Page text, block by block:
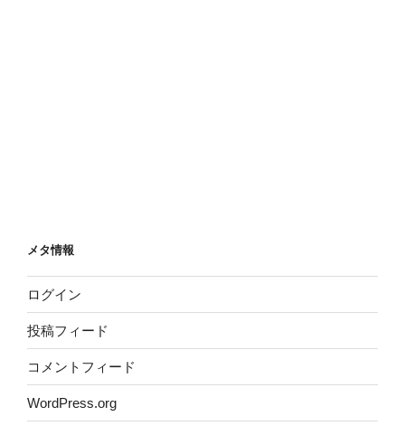
メタ情報
ログイン
投稿フィード
コメントフィード
WordPress.org